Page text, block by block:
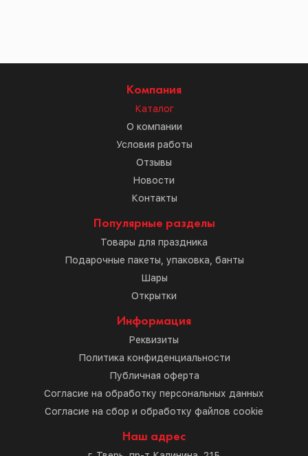
Компания
Каталог
О компании
Условия работы
Отзывы
Новости
Контакты
Популярные разделы
Товары для праздника
Подарочные пакеты, упаковка, банты
Шары
Открытки
Информация
Реквизиты
Политика конфиденциальности
Публичная оферта
Согласие на обработку персональных данных
Согласие на сбор и обработку файлов cookie
Наш адрес